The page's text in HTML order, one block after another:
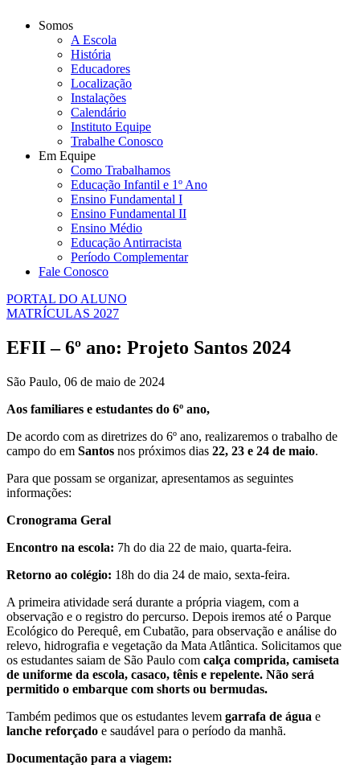
Somos
A Escola
História
Educadores
Localização
Instalações
Calendário
Instituto Equipe
Trabalhe Conosco
Em Equipe
Como Trabalhamos
Educação Infantil e 1º Ano
Ensino Fundamental I
Ensino Fundamental II
Ensino Médio
Educação Antirracista
Período Complementar
Fale Conosco
PORTAL DO ALUNO
MATRÍCULAS 2027
EFII – 6º ano: Projeto Santos 2024
São Paulo, 06 de maio de 2024
Aos familiares e estudantes do 6º ano,
De acordo com as diretrizes do 6º ano, realizaremos o trabalho de
campo do em Santos nos próximos dias 22, 23 e 24 de maio.
Para que possam se organizar, apresentamos as seguintes
informações:
Cronograma Geral
Encontro na escola: 7h do dia 22 de maio, quarta-feira.
Retorno ao colégio: 18h do dia 24 de maio, sexta-feira.
A primeira atividade será durante a própria viagem, com a
observação e o registro do percurso. Depois iremos até o Parque
Ecológico do Perequê, em Cubatão, para observação e análise do
relevo, hidrografia e vegetação da Mata Atlântica. Solicitamos que
os estudantes saiam de São Paulo com calça comprida, camiseta
de uniforme da escola, casaco, tênis e repelente. Não será
permitido o embarque com shorts ou bermudas.
Também pedimos que os estudantes levem garrafa de água e
lanche reforçado e saudável para o período da manhã.
Documentação para a viagem: